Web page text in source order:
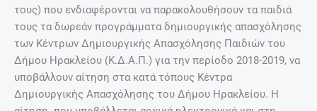
τους) που ενδιαφέρονται να παρακολουθήσουν τα παιδιά
τους τα δωρεάν προγράμματα δημιουργικής απασχόλησης
των Κέντρων Δημιουργικής Απασχόλησης Παιδιών του
Δήμου Ηρακλείου (Κ.Δ.Α.Π.) για την περίοδο 2018-2019, να
υποβάλλουν αίτηση στα κατά τόπους Κέντρα
Δημιουργικής Απασχόλησης του Δήμου Ηρακλείου. Η